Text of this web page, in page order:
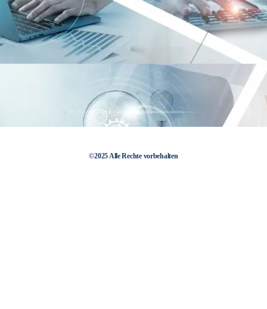
©2025 Alle Rechte vorbehalten